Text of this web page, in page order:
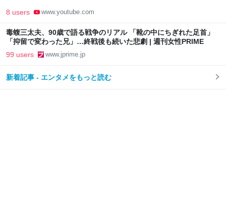
8 users www.youtube.com
毒蝮三太夫、90歳で語る戦争のリアル 「靴の中にちぎれた足首」
「抑留で変わった兄」…終戦後も続いた悲劇 | 週刊女性PRIME
99 users www.jprime.jp
新着記事 - エンタメをもっと読む